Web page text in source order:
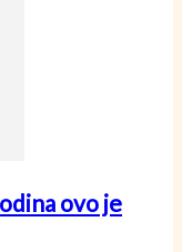
ovo je